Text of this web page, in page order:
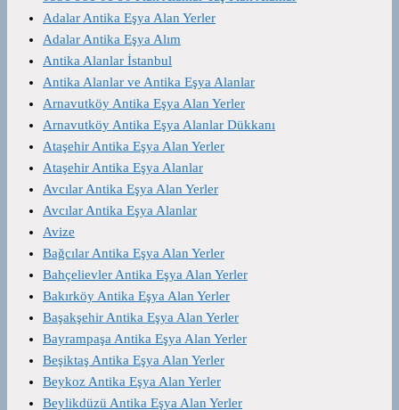
Adalar Antika Eşya Alan Yerler
Adalar Antika Eşya Alım
Antika Alanlar İstanbul
Antika Alanlar ve Antika Eşya Alanlar
Arnavutköy Antika Eşya Alan Yerler
Arnavutköy Antika Eşya Alanlar Dükkanı
Ataşehir Antika Eşya Alan Yerler
Ataşehir Antika Eşya Alanlar
Avcılar Antika Eşya Alan Yerler
Avcılar Antika Eşya Alanlar
Avize
Bağcılar Antika Eşya Alan Yerler
Bahçelievler Antika Eşya Alan Yerler
Bakırköy Antika Eşya Alan Yerler
Başakşehir Antika Eşya Alan Yerler
Bayrampaşa Antika Eşya Alan Yerler
Beşiktaş Antika Eşya Alan Yerler
Beykoz Antika Eşya Alan Yerler
Beylikdüzü Antika Eşya Alan Yerler